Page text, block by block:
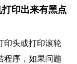
印出来有黑点
印头或打印滚轮
程序，如果问题